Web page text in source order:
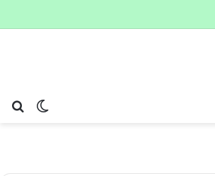
الوضع